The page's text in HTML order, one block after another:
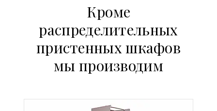
Кроме
распределительных
пристенных шкафов
мы производим